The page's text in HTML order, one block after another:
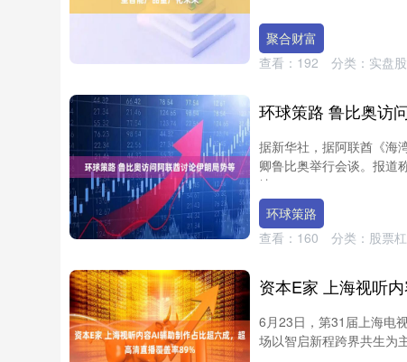
聚合财富
查看： 192 分类： 实盘
环球策路 鲁比奥访
据新华社，据阿联酋《海
卿鲁比奥举行会谈。报道
峡....
环球策路
查看： 160 分类： 股票
6月23日，第31届上海电
场以智启新程跨界共生为